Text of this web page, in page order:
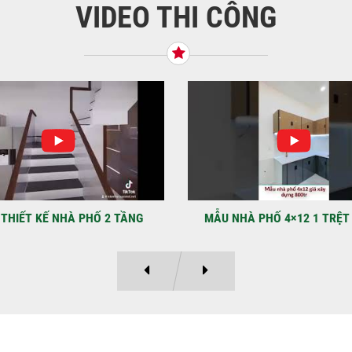
Địa
Kỳ
VIDEO THI CÔNG
KẾ NHÀ PHỐ 2 TẦNG MẪU NHÀ PHỐ 4×12 1